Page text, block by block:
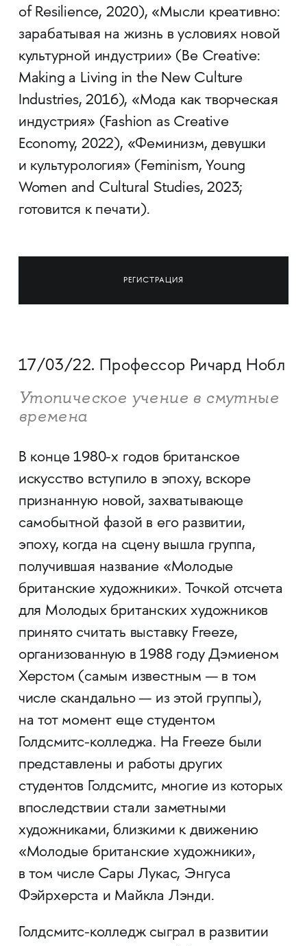
of Resilience, 2020), «Мысли креативно:
зарабатывая на жизнь в условиях новой
культурной индустрии» (Be Creative:
Making a Living in the New Culture
Industries, 2016), «Мода как творческая
индустрия» (Fashion as Creative
Economy, 2022), «Феминизм, девушки
и культурология» (Feminism, Young
Women and Cultural Studies, 2023;
готовится к печати).
РЕГИСТРАЦИЯ
17/03/22. Профессор Ричард Нобл
Утопическое учение в смутные
времена
В конце 1980-х годов британское
искусство вступило в эпоху, вскоре
признанную новой, захватывающе
самобытной фазой в его развитии,
эпоху, когда на сцену вышла группа,
получившая название «Молодые
британские художники». Точкой отсчета
для Молодых британских художников
принято считать выставку Freeze,
организованную в 1988 году Дэмиеном
Херстом (самым известным — в том
числе скандально — из этой группы),
на тот момент еще студентом
Голдсмитс-колледжа. На Freeze были
представлены и работы других
студентов Голдсмитс, многие из которых
впоследствии стали заметными
художниками, близкими к движению
«Молодые британские художники»,
в том числе Сары Лукас, Энгуса
Фэйрхерста и Майкла Лэнди.
Голдсмитс-колледж сыграл в развитии